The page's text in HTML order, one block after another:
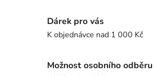
Dárek pro vás
K objednávce nad 1 000 Kč
Možnost osobního odběru